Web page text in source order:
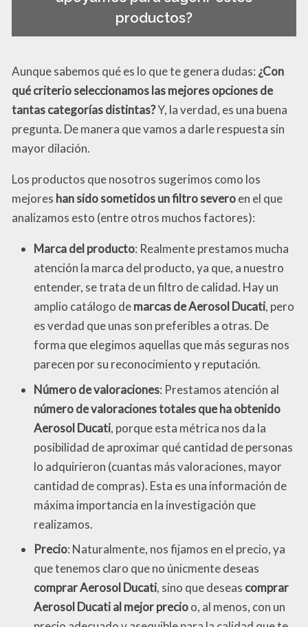
productos?
Aunque sabemos qué es lo que te genera dudas: ¿Con
qué criterio seleccionamos las mejores opciones de
tantas categorías distintas?Y, la verdad, es una buena
pregunta. De manera que vamos a darle respuesta sin
mayor dilación.
Los productos que nosotros sugerimos como los
mejores han sido sometidos un filtro severoen el que
analizamos esto (entre otros muchos factores):
Marca del producto: Realmente prestamos mucha
atención la marca del producto, ya que, a nuestro
entender, se trata de un filtro de calidad. Hay un
amplio catálogo demarcas de Aerosol Ducati, pero
es verdad que unas son preferibles a otras. De
forma que elegimos aquellas que más seguras nos
parecen por su reconocimiento y reputación.
Número de valoraciones: Prestamos atención al
número de valoraciones totales que ha obtenido
Aerosol Ducati, porque esta métrica nos da la
posibilidad de aproximar qué cantidad de personas
lo adquirieron (cuantas más valoraciones, mayor
cantidad de compras). Esta es una información de
máxima importancia en la investigación que
realizamos.
Precio: Naturalmente, nos fijamos en el precio, ya
que tenemos claro que no únicmente deseas
comprar Aerosol Ducati, sino que deseas comprar
Aerosol Ducati al mejor precioo, al menos, con un